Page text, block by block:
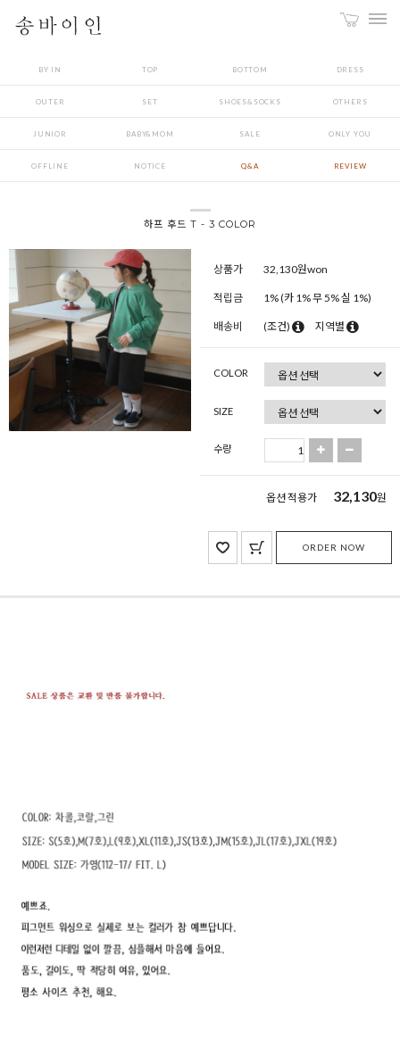
BY IN TOP BOTTOM DRESS
OUTER SET SHOES&SOCKS OTHERS
JUNIOR BABY&MOM SALE ONLY YOU
OFFLINE NOTICE Q&A REVIEW
하프 후드 T - 3 COLOR
상품가 32,130원won
적립금 1% (카 1% 무 5% 실 1%)
배송비 (조건) 지역별
COLOR
SIZE
수량
옵션 적용가 32,130원
ORDER NOW